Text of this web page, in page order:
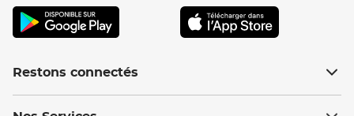
Restons connectés